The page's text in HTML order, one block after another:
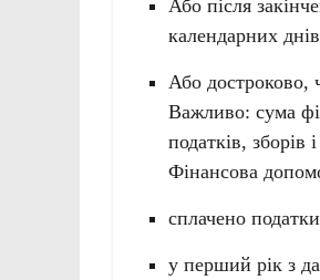
Або після
календарних
Або достроково,
Важливо: сума
податків, зборів
Фінансова
сплачено
у перший рік з